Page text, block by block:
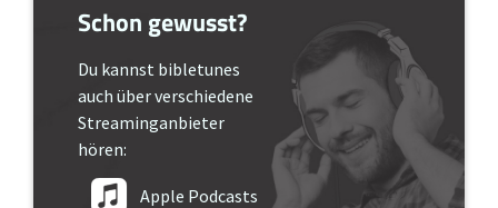
Schon gewusst?
Du kannst bibletunes
auch über verschiedene
Streaminganbieter
hören:
Apple Podcasts